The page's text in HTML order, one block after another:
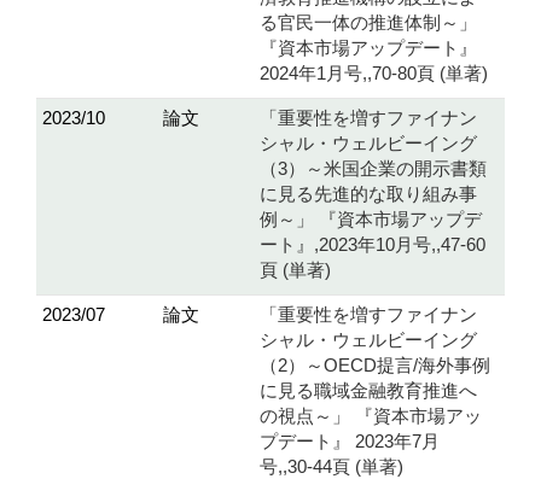
る官民一体の推進体制～」
『資本市場アップデート』
2024年1月号,,70-80頁 (単著)
2023/10 論文
「重要性を増すファイナン
シャル・ウェルビーイング
（3）～米国企業の開示書類
に見る先進的な取り組み事
例～」 『資本市場アップデ
ート』,2023年10月号,,47-60
頁 (単著)
2023/07 論文
「重要性を増すファイナン
シャル・ウェルビーイング
（2）～OECD提言/海外事例
に見る職域金融教育推進へ
の視点～」 『資本市場アッ
プデート』 2023年7月
号,,30-44頁 (単著)